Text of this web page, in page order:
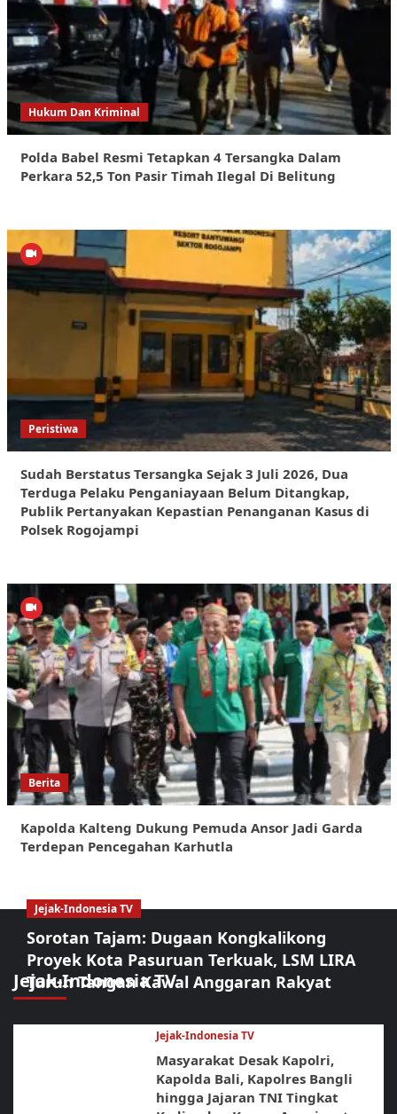
Hukum Dan Kriminal
Polda Babel Resmi Tetapkan 4 Tersangka Dalam
Perkara 52,5 Ton Pasir Timah Ilegal Di Belitung
Peristiwa
Sudah Berstatus Tersangka Sejak 3 Juli 2026, Dua
Terduga Pelaku Penganiayaan Belum Ditangkap,
Publik Pertanyakan Kepastian Penanganan Kasus di
Polsek Rogojampi
Berita
Kapolda Kalteng Dukung Pemuda Ansor Jadi Garda
Terdepan Pencegahan Karhutla
Jejak-Indonesia TV
Jejak-Indonesia TV
Sorotan Tajam: Dugaan Kongkalikong
Proyek Kota Pasuruan Terkuak, LSM LIRA
Turun Tangan Kawal Anggaran Rakyat
Jejak-Indonesia TV
Masyarakat Desak Kapolri,
Kapolda Bali, Kapolres Bangli
hingga Jajaran TNI Tingkat